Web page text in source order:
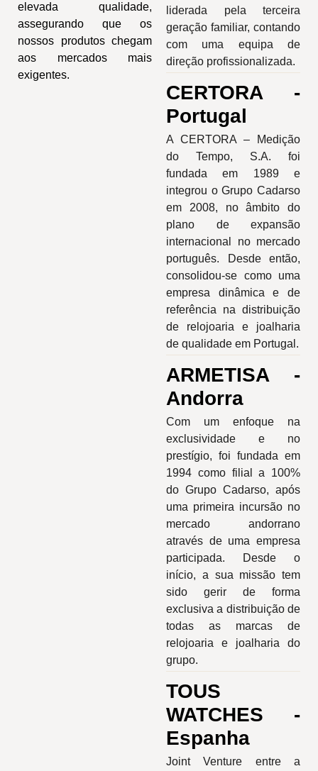
elevada qualidade,
assegurando que os
nossos produtos chegam
aos mercados mais
exigentes.
liderada pela terceira
geração familiar, contando
com uma equipa de
direção profissionalizada.
CERTORA -
Portugal
A CERTORA – Medição
do Tempo, S.A. foi
fundada em 1989 e
integrou o Grupo Cadarso
em 2008, no âmbito do
plano de expansão
internacional no mercado
português. Desde então,
consolidou-se como uma
empresa dinâmica e de
referência na distribuição
de relojoaria e joalharia
de qualidade em Portugal.
ARMETISA -
Andorra
Com um enfoque na
exclusividade e no
prestígio, foi fundada em
1994 como filial a 100%
do Grupo Cadarso, após
uma primeira incursão no
mercado andorrano
através de uma empresa
participada. Desde o
início, a sua missão tem
sido gerir de forma
exclusiva a distribuição de
todas as marcas de
relojoaria e joalharia do
grupo.
TOUS
WATCHES -
Espanha
Joint Venture entre a